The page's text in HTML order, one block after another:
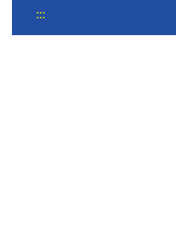
:::